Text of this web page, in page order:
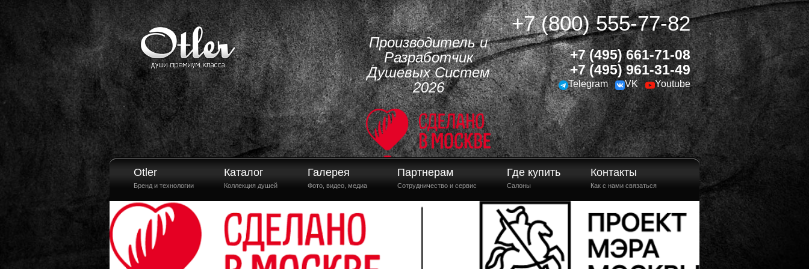
Производитель и
Разработчик
Душевых Систем
2026
+7 (800) 555-77-82
+7 (495) 661-71-08
+7 (495) 961-31-49
Telegram VK Youtube
Otler
Бренд и технологии
Каталог
Коллекция душей
Галерея
Фото, видео, медиа
Партнерам
Сотрудничество и сервис
Где купить
Салоны
Контакты
Как с нами связаться